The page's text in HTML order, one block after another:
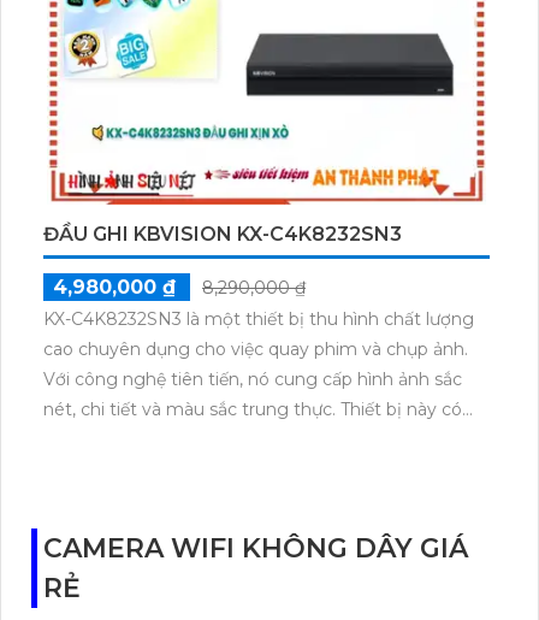
khả năng chụp hình rõ nét ngay cả trong điều kiện
ánh sáng yếu. Thiết kế camera tinh tế và sang trọng,
có khả năng xoay 360 độ giúp bạn quan sát trong
mọi góc độ. Sản phẩm cũng tích hợp chức năng báo
động chống trộm PIR, cho phép bạn được thông
báo ngay khi phát hiện sự xâm nhập trái phép.
Camera giám sát cấp nguồn qua dây mạng KX-
C2007sPN3 là sự lựa chọn hoàn hảo cho nhu cầu
bảo vệ an ninh của bạn.
ĐẦU GHI KBVISION KX-C4K8232SN3
4,980,000 ₫
8,290,000 ₫
KX-C4K8232SN3 là một thiết bị thu hình chất lượng
cao chuyên dụng cho việc quay phim và chụp ảnh.
Với công nghệ tiên tiến, nó cung cấp hình ảnh sắc
nét, chi tiết và màu sắc trung thực. Thiết bị này có
thiết kế nhỏ gọn, dễ sử dụng và bền bỉ, là trợ thủ đắc
lực cho các nhà sản xuất phim và nhiếp ảnh gia
chuyên nghiệp.
CAMERA WIFI KHÔNG DÂY GIÁ
RẺ